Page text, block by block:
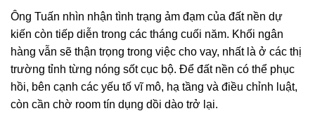
Ông Tuấn nhìn nhận tình trạng ảm đạm của đất nền dự
kiến còn tiếp diễn trong các tháng cuối năm. Khối ngân
hàng vẫn sẽ thận trọng trong việc cho vay, nhất là ở các thị
trường tỉnh từng nóng sốt cục bộ. Để đất nền có thể phục
hồi, bên cạnh các yếu tố vĩ mô, hạ tầng và điều chỉnh luật,
còn cần chờ room tín dụng dồi dào trở lại.